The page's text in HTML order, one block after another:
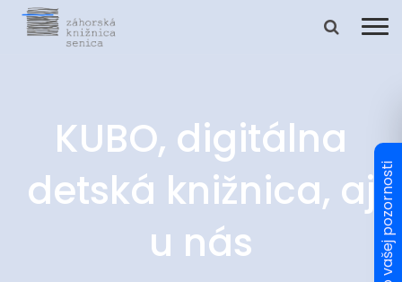
KUBO, digitálna
detská knižnica, aj
u nás